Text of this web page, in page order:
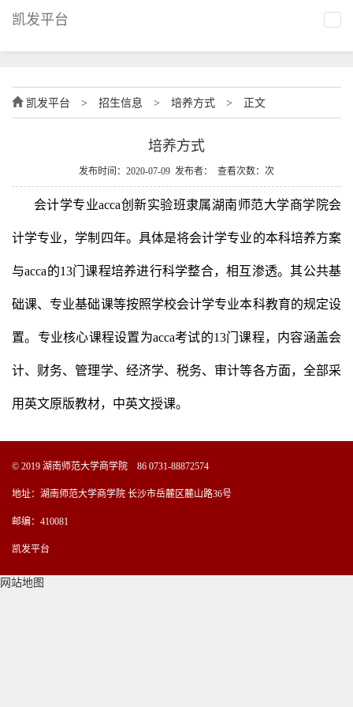
凯发平台
凯发平台 > 招生信息 > 培养方式 > 正文
培养方式
发布时间：2020-07-09 发布者： 查看次数：次
会计学专业acca创新实验班隶属湖南师范大学商学院会
计学专业，学制四年。具体是将会计学专业的本科培养方案
与acca的13门课程培养进行科学整合，相互渗透。其公共基
础课、专业基础课等按照学校会计学专业本科教育的规定设
置。专业核心课程设置为acca考试的13门课程，内容涵盖会
计、财务、管理学、经济学、税务、审计等各方面，全部采
用英文原版教材，中英文授课。
© 2019 湖南师范大学商学院 86 0731-88872574
地址：湖南师范大学商学院 长沙市岳麓区麓山路36号
邮编：410081
凯发平台
网站地图